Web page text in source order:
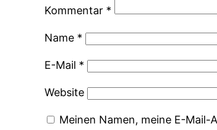
Kommentar *
Name *
E-Mail *
Website
Meinen Namen, meine E-Mail-